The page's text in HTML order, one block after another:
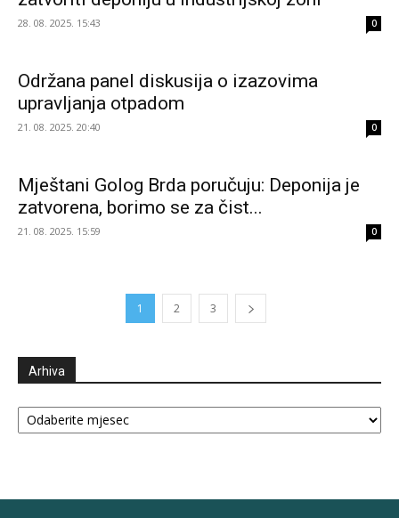
28. 08. 2025. 15:43 0
Održana panel diskusija o izazovima
upravljanja otpadom
21. 08. 2025. 20:40 0
Mještani Golog Brda poručuju: Deponija je
zatvorena, borimo se za čist...
21. 08. 2025. 15:59 0
1 2 3
Arhiva
Arhiva